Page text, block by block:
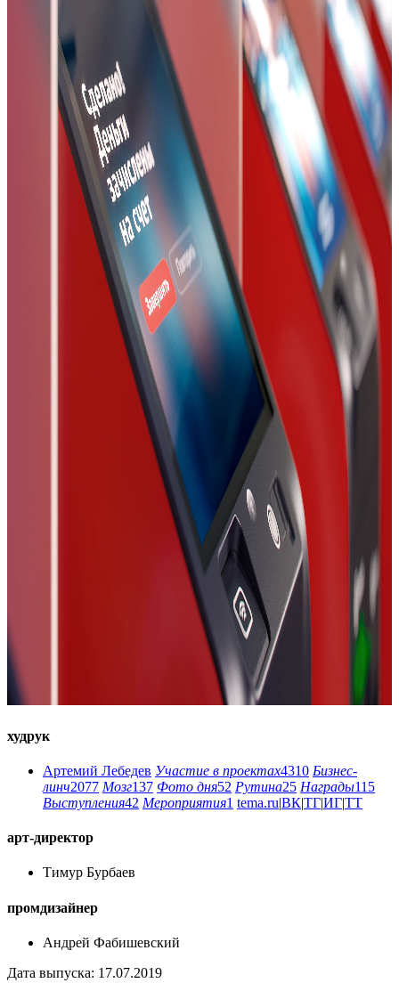
худрук
Артемий Лебедев Участие в проектах4310 Бизнес-
линч2077 Мозг137 Фото дня52 Рутина25 Награды115
Выступления42 Мероприятия1 tema.ru|ВК|ТГ|ИГ|ТТ
арт-директор
Тимур Бурбаев
промдизайнер
Андрей Фабишевский
Дата выпуска: 17.07.2019